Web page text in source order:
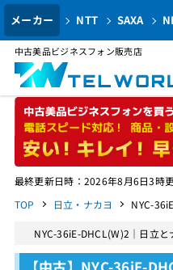
メーカー NTT SAXA
中古美品ビジネスフォン販売店
最終更新日時：2026年8月6日3時
TOP
日立・ナカヨ NYC-
NYC-36iE-DHCL(W)2｜日立